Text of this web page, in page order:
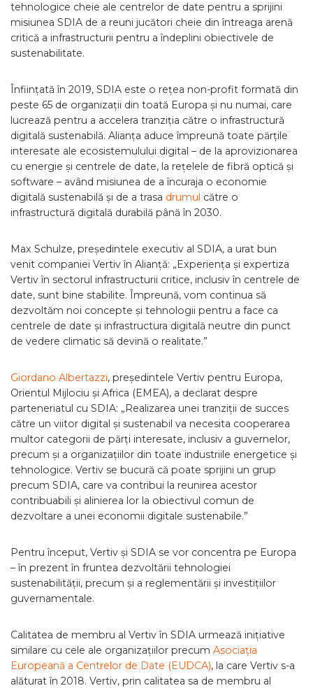
tehnologice cheie ale centrelor de date pentru a sprijini
misiunea SDIA de a reuni jucători cheie din întreaga arenă
critică a infrastructurii pentru a îndeplini obiectivele de
sustenabilitate.
Înființată în 2019, SDIA este o rețea non-profit formată din
peste 65 de organizații din toată Europa și nu numai, care
lucrează pentru a accelera tranziția către o infrastructură
digitală sustenabilă. Alianța aduce împreună toate părțile
interesate ale ecosistemulului digital – de la aprovizionarea
cu energie și centrele de date, la rețelele de fibră optică și
software – având misiunea de a încuraja o economie
digitală sustenabilă și de a trasa drumul către o
infrastructură digitală durabilă până în 2030.
Max Schulze, președintele executiv al SDIA, a urat bun
venit companiei Vertiv în Alianță: „Experiența și expertiza
Vertiv în sectorul infrastructurii critice, inclusiv în centrele de
date, sunt bine stabilite. Împreună, vom continua să
dezvoltăm noi concepte și tehnologii pentru a face ca
centrele de date și infrastructura digitală neutre din punct
de vedere climatic să devină o realitate.”
Giordano Albertazzi, președintele Vertiv pentru Europa,
Orientul Mijlociu și Africa (EMEA), a declarat despre
parteneriatul cu SDIA: „Realizarea unei tranziții de succes
către un viitor digital și sustenabil va necesita cooperarea
multor categorii de părți interesate, inclusiv a guvernelor,
precum și a organizațiilor din toate industriile energetice și
tehnologice. Vertiv se bucură că poate sprijini un grup
precum SDIA, care va contribui la reunirea acestor
contribuabili și alinierea lor la obiectivul comun de
dezvoltare a unei economii digitale sustenabile.”
Pentru început, Vertiv și SDIA se vor concentra pe Europa
– în prezent în fruntea dezvoltării tehnologiei
sustenabilității, precum și a reglementării și investițiilor
guvernamentale.
Calitatea de membru al Vertiv în SDIA urmează inițiative
similare cu cele ale organizațiilor precum Asociația
Europeană a Centrelor de Date (EUDCA), la care Vertiv s-a
alăturat în 2018. Vertiv, prin calitatea sa de membru al